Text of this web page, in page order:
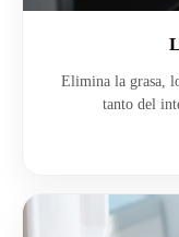
Elimina la grasa,
tanto del